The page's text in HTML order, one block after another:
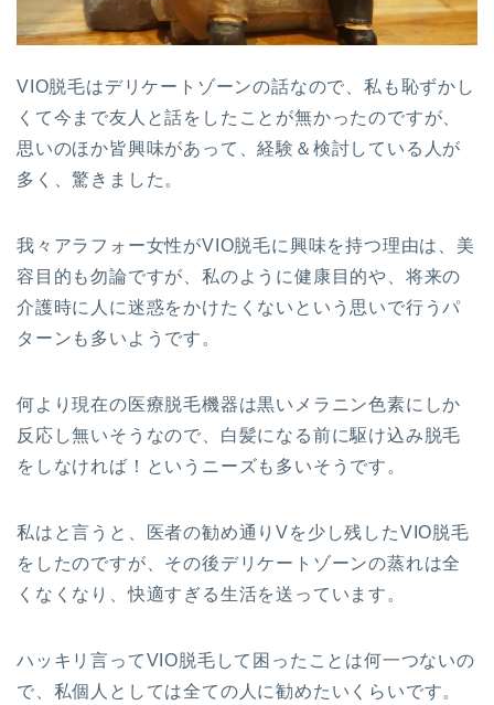
VIO脱毛はデリケートゾーンの話なので、私も恥ずかし
くて今まで友人と話をしたことが無かったのですが、
思いのほか皆興味があって、経験＆検討している人が
多く、驚きました。
我々アラフォー女性がVIO脱毛に興味を持つ理由は、美
容目的も勿論ですが、私のように健康目的や、将来の
介護時に人に迷惑をかけたくないという思いで行うパ
ターンも多いようです。
何より現在の医療脱毛機器は黒いメラニン色素にしか
反応し無いそうなので、白髪になる前に駆け込み脱毛
をしなければ！というニーズも多いそうです。
私はと言うと、医者の勧め通りVを少し残したVIO脱毛
をしたのですが、その後デリケートゾーンの蒸れは全
くなくなり、快適すぎる生活を送っています。
ハッキリ言ってVIO脱毛して困ったことは何一つないの
で、私個人としては全ての人に勧めたいくらいです。